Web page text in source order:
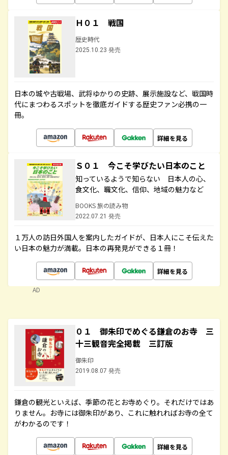
Ｈ０１ 戦国
歴史時代
2025.10.23 発売
日本の城や古戦場、武将ゆかりの史跡、展示施設など、戦国時
代にまつわるスポットを徹底ガイドする歴史ファン必携の一
冊。
詳細を見る
Ｓ０１ 今こそ学びたい日本のこと
知っているようで知らない 日本人の心、
食文化、職文化、信仰、地域の魅力など
BOOKS 旅の読み物
2022.07.21 発売
１万人の訪日外国人を案内したガイドが、日本人にこそ伝えた
い日本の魅力が満載。日本の再発見ができる１冊！
詳細を見る
AD
０１ 御朱印でめぐる鎌倉のお寺 三
十三観音完全掲載 三訂版
御朱印
2019.08.07 発売
鎌倉の観光といえば、季節の花とお寺めぐり。それだけではあ
りません。お寺には御朱印があり、これに触れればお寺の全て
がわかるのです！
詳細を見る